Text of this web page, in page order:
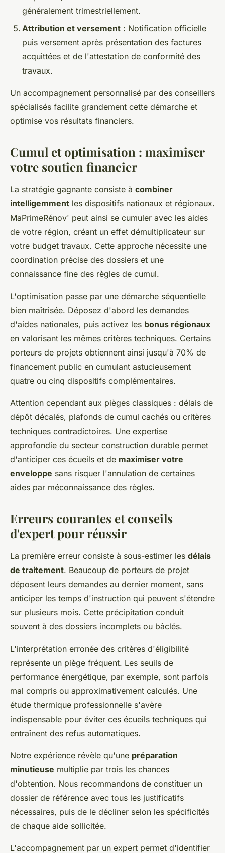
généralement trimestriellement.
Attribution et versement : Notification officielle
puis versement après présentation des factures
acquittées et de l'attestation de conformité des
travaux.
Un accompagnement personnalisé par des conseillers
spécialisés facilite grandement cette démarche et
optimise vos résultats financiers.
Cumul et optimisation : maximiser
votre soutien financier
La stratégie gagnante consiste à combiner
intelligemment les dispositifs nationaux et régionaux.
MaPrimeRénov' peut ainsi se cumuler avec les aides
de votre région, créant un effet démultiplicateur sur
votre budget travaux. Cette approche nécessite une
coordination précise des dossiers et une
connaissance fine des règles de cumul.
L'optimisation passe par une démarche séquentielle
bien maîtrisée. Déposez d'abord les demandes
d'aides nationales, puis activez les bonus régionaux
en valorisant les mêmes critères techniques. Certains
porteurs de projets obtiennent ainsi jusqu'à 70% de
financement public en cumulant astucieusement
quatre ou cinq dispositifs complémentaires.
Attention cependant aux pièges classiques : délais de
dépôt décalés, plafonds de cumul cachés ou critères
techniques contradictoires. Une expertise
approfondie du secteur construction durable permet
d'anticiper ces écueils et de maximiser votre
enveloppe sans risquer l'annulation de certaines
aides par méconnaissance des règles.
Erreurs courantes et conseils
d'expert pour réussir
La première erreur consiste à sous-estimer les délais
de traitement. Beaucoup de porteurs de projet
déposent leurs demandes au dernier moment, sans
anticiper les temps d'instruction qui peuvent s'étendre
sur plusieurs mois. Cette précipitation conduit
souvent à des dossiers incomplets ou bâclés.
L'interprétation erronée des critères d'éligibilité
représente un piège fréquent. Les seuils de
performance énergétique, par exemple, sont parfois
mal compris ou approximativement calculés. Une
étude thermique professionnelle s'avère
indispensable pour éviter ces écueils techniques qui
entraînent des refus automatiques.
Notre expérience révèle qu'une préparation
minutieuse multiplie par trois les chances
d'obtention. Nous recommandons de constituer un
dossier de référence avec tous les justificatifs
nécessaires, puis de le décliner selon les spécificités
de chaque aide sollicitée.
L'accompagnement par un expert permet d'identifier